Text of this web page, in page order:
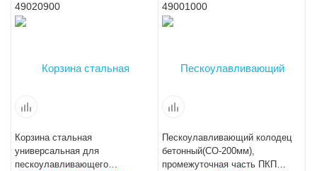
49020900
Корзина стальная
универсальная для
пескоулавливающего
49001000
Пескоулавливающий колодец
бетонный(СО-200мм),
промежуточная часть ПКП